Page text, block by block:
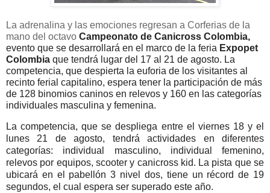
La adrenalina y las emociones regresan a Corferias de la
mano del octavo Campeonato de Canicross Colombia,
evento que se desarrollará en el marco de la feria Expopet
Colombia que tendrá lugar del 17 al 21 de agosto. La
competencia, que despierta la euforia de los visitantes al
recinto ferial capitalino, espera tener la participación de más
de 128 binomios caninos en relevos y 160 en las categorías
individuales masculina y femenina.
La competencia, que se despliega entre el viernes 18 y el
lunes 21 de agosto, tendrá actividades en diferentes
categorías: individual masculino, individual femenino,
relevos por equipos, scooter y canicross kid. La pista que se
ubicará en el pabellón 3 nivel dos, tiene un récord de 19
segundos, el cual espera ser superado este año.